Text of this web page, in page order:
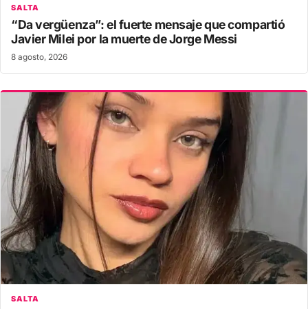
SALTA
“Da vergüenza”: el fuerte mensaje que compartió
Javier Milei por la muerte de Jorge Messi
8 agosto, 2026
SALTA